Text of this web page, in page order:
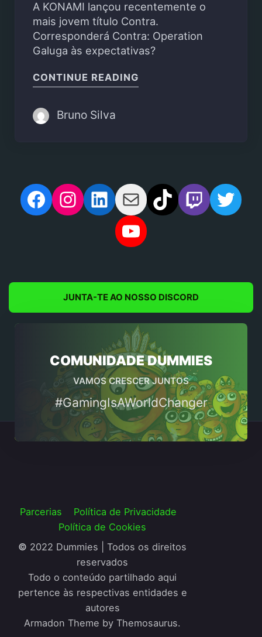
A KONAMI lançou recentemente o
mais jovem título Contra.
Corresponderá Contra: Operation
Galuga às expectativas?
CONTINUE READING
Bruno Silva
Facebook
Instagram
LinkedIn
MailTikTokTwitch
YouTube
JUNTA-TE AO NOSSO DISCORD
COMUNIDADE DUMMIES
VAMOS CRESCER JUNTOS
#GamingIsAWorldChanger
Parcerias
Política de Privacidade
Política de Cookies
© 2022 Dummies | Todos os direitos
reservados
Todo o conteúdo partilhado aqui
pertence às respectivas entidades e
autores
Armadon Theme by Themosaurus.